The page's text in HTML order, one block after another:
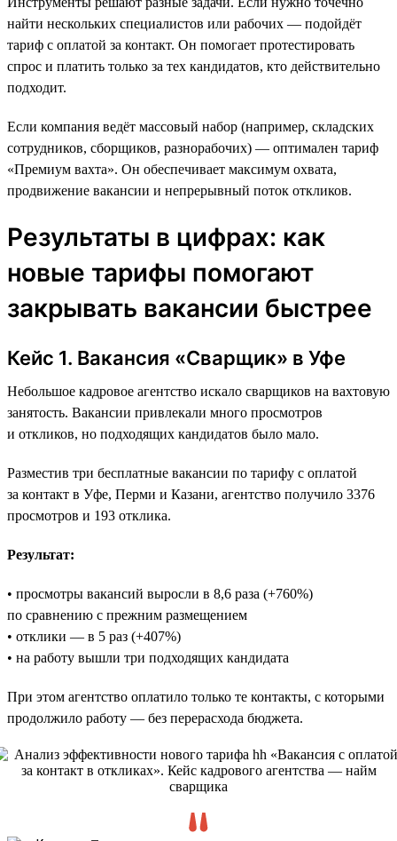
найти нескольких специалистов или рабочих — подойдёт
тариф с оплатой за контакт. Он помогает протестировать
спрос и платить только за тех кандидатов, кто действительно
подходит.
Если компания ведёт массовый набор (например, складских
сотрудников, сборщиков, разнорабочих) — оптимален тариф
«Премиум вахта». Он обеспечивает максимум охвата,
продвижение вакансии и непрерывный поток откликов.
Результаты в цифрах: как
новые тарифы помогают
закрывать вакансии быстрее
Кейс 1. Вакансия «Сварщик» в Уфе
Небольшое кадровое агентство искало сварщиков на вахтовую
занятость. Вакансии привлекали много просмотров
и откликов, но подходящих кандидатов было мало.
Разместив три бесплатные вакансии по тарифу с оплатой
за контакт в Уфе, Перми и Казани, агентство получило 3376
просмотров и 193 отклика.
Результат:
• просмотры вакансий выросли в 8,6 раза (+760%)
по сравнению с прежним размещением
• отклики — в 5 раз (+407%)
• на работу вышли три подходящих кандидата
При этом агентство оплатило только те контакты, с которыми
продолжило работу — без перерасхода бюджета.